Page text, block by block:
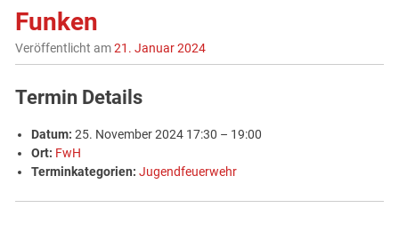
Funken
Veröffentlicht am21. Januar 2024
Termin Details
Datum: 25. November 2024 17:30 – 19:00
Ort: FwH
Terminkategorien: Jugendfeuerwehr